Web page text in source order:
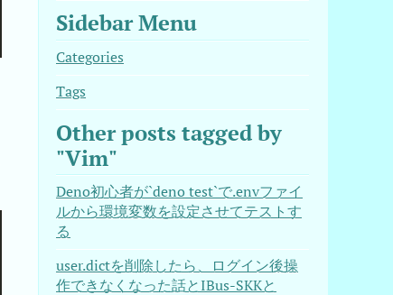
Sidebar Menu
Categories
Tags
Other posts tagged by
"Vim"
Deno初心者が`deno test`で.envファイ
ルから環境変数を設定させてテストす
る
user.dictを削除したら、ログイン後操
作できなくなった話とIBus-SKKと